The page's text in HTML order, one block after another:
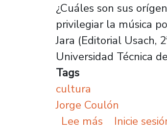
¿Cuáles son sus
privilegiar la música
Jara (Editorial Usach,
Universidad Técnica
Tags
cultura
Jorge Coulón
Lee más sobre Te
Inicie